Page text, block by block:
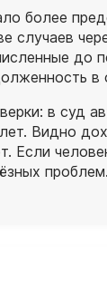
более
в суд
Видно
Если
проблем.